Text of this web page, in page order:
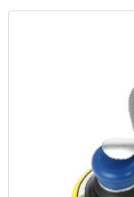
was:is: